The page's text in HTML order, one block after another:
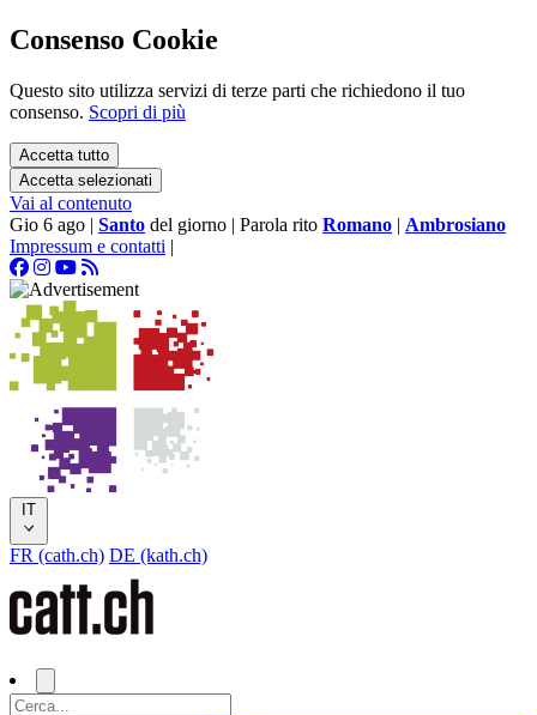
Consenso Cookie
Questo sito utilizza servizi di terze parti che richiedono il tuo
consenso. Scopri di più
Accetta tutto
Accetta selezionati
Vai al contenuto
Gio 6 ago | Santo del giorno | Parola rito Romano | Ambrosiano
Impressum e contatti |
IT
FR (cath.ch) DE (kath.ch)